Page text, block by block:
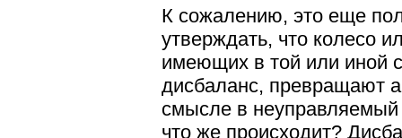
К сожалению, это еще
утверждать, что колесо
имеющих в той или иной
дисбаланс, превращают
смысле в
что же происходит?